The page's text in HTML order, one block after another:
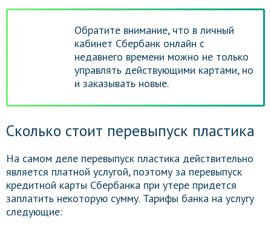
Обратите внимание, что в личный
кабинет Сбербанк онлайн с
недавнего времени можно не только
управлять действующими картами, но
и заказывать новые.
Сколько стоит перевыпуск пластика
На самом деле перевыпуск пластика действительно
является платной услугой, поэтому за перевыпуск
кредитной карты Сбербанка при утере придется
заплатить некоторую сумму. Тарифы банка на услугу
следующие: